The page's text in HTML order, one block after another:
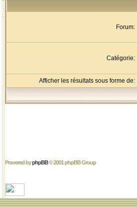
Forum:
Catégorie:
Afficher les résultats sous forme de:
Powered byphpBB© 2001 phpBB Group